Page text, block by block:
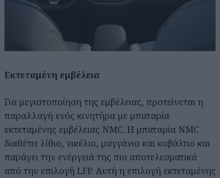
Εκτεταμένη εμβέλεια
Για μεγιστοποίηση της εμβέλειας, προτείνεται η
παραλλαγή ενός κινητήρα με μπαταρία
εκτεταμένης εμβέλειας NMC. Η μπαταρία NMC
διαθέτει λίθιο, νικέλιο, μαγγάνιο και κοβάλτιο και
παράγει την ενέργειά της πιο αποτελεσματικά
από την επιλογή LFP. Αυτή η επιλογή εκτεταμένης